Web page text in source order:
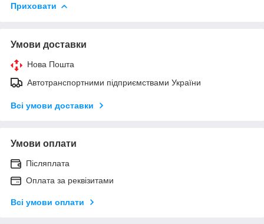
Приховати
Умови доставки
Нова Пошта
Автотранспортними підприємствами України
Всі умови доставки
Умови оплати
Післяплата
Оплата за реквізитами
Всі умови оплати